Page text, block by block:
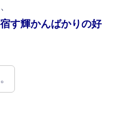
す輝かんばかりの好